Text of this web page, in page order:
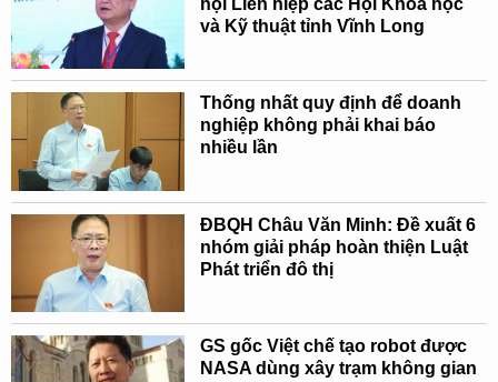
và Kỹ thuật tỉnh Vĩnh Long
Thống nhất quy định để doanh
nghiệp không phải khai báo
nhiều lần
ĐBQH Châu Văn Minh: Đề xuất 6
nhóm giải pháp hoàn thiện Luật
Phát triển đô thị
GS gốc Việt chế tạo robot được
NASA dùng xây trạm không gian